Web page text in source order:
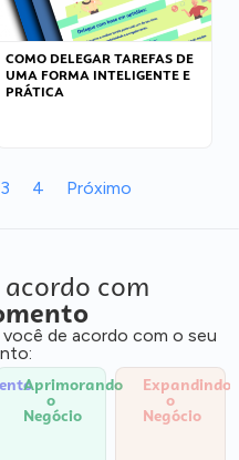
COMO DELEGAR TAREFAS DE
UMA FORMA INTELIGENTE E
PRÁTICA
3 4 Próximo
com
de acordo com o seu
Aprimorando
o
Negócio
Expandindo
o
Negócio